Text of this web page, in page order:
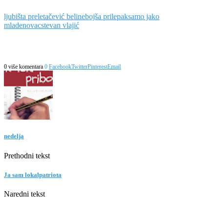
ljubišta preletačević belinebojša prilepaksamo jako
mladenovacstevan vlajić
0 više komentara 0 FacebookTwitterPinterestEmail
nedelja
Prethodni tekst
Ja sam lokalpatriota
Naredni tekst